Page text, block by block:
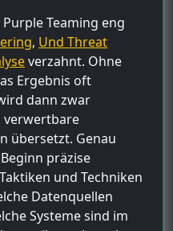
Teaming eng
, Und Threat
verzahnt. Ohne
Ergebnis oft
dann zwar
verwertbare
übersetzt. Genau
präzise
und Techniken
Datenquellen
Systeme sind im